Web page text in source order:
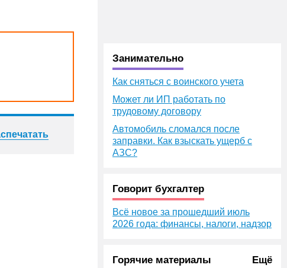
Занимательно
Как сняться с воинского учета
Может ли ИП работать по
трудовому договору
Автомобиль сломался после
заправки. Как взыскать ущерб с
АЗС?
Говорит бухгалтер
Всё новое за прошедший июль
2026 года: финансы, налоги, надзор
Горячие материалы Ещё